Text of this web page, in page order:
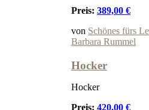
Preis: 389,00 €
von Schönes fürs
Barbara Rummel
Hocker
Hocker
Preis: 420,00 €